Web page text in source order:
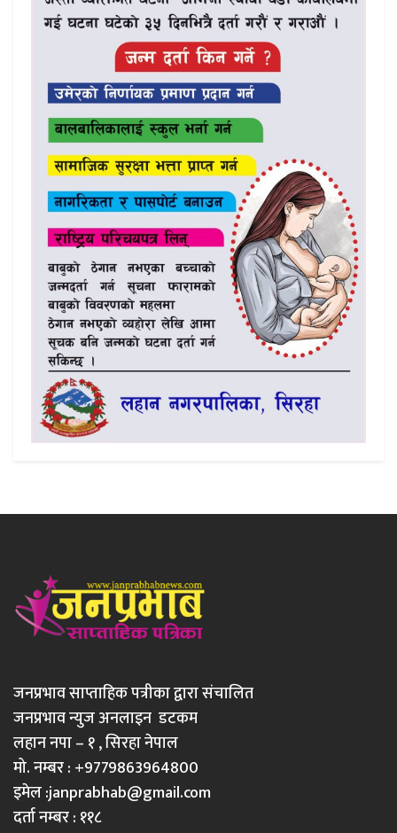
जनप्रभाव साप्ताहिक पत्रीका द्वारा संचालित
जनप्रभाव न्युज अनलाइन डटकम
लहान नपा – १ , सिरहा नेपाल
मो. नम्बर : +9779863964800
इमेल :janprabhab@gmail.com
दर्ता नम्बर : ११८